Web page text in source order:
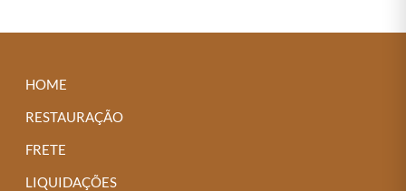
HOME
RESTAURAÇÃO
FRETE
LIQUIDAÇÕES